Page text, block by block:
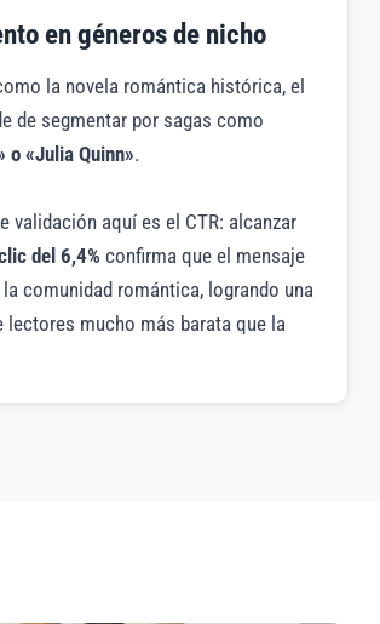
en géneros de nicho
la novela romántica histórica, el
de segmentar por sagas como
o «Julia Quinn».
validación aquí es el CTR: alcanzar
del 6,4% confirma que el mensaje
comunidad romántica, logrando una
lectores mucho más barata que la